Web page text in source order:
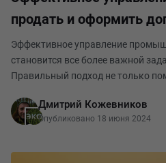
продать и оформить
Эффективное управление
становится все более важной
Правильный подход не только
дополнительный доход. В данной
ключевые шаги, необ
Дмитрий Кожевников
Опубликовано 18 июня 2024